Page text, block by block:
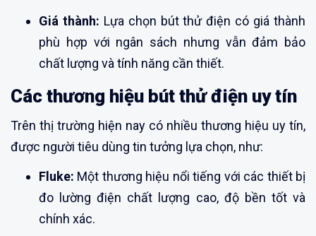
Giá thành: Lựa chọn bút thử điện có giá thành
phù hợp với ngân sách nhưng vẫn đảm bảo
chất lượng và tính năng cần thiết.
Các thương hiệu bút thử điện uy tín
Trên thị trường hiện nay có nhiều thương hiệu uy tín,
được người tiêu dùng tin tưởng lựa chọn, như:
Fluke: Một thương hiệu nổi tiếng với các thiết bị
đo lường điện chất lượng cao, độ bền tốt và
chính xác.